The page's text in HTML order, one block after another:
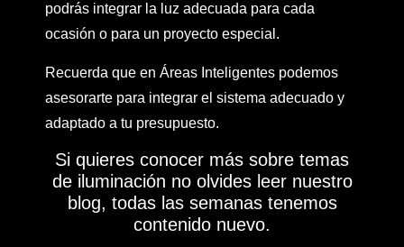
podrás integrar la luz adecuada para cada
ocasión o para un proyecto especial.
Recuerda que en Áreas Inteligentes podemos
asesorarte para integrar el sistema adecuado y
adaptado a tu presupuesto.
Si quieres conocer más sobre temas
de iluminación no olvides leer nuestro
blog, todas las semanas tenemos
contenido nuevo.